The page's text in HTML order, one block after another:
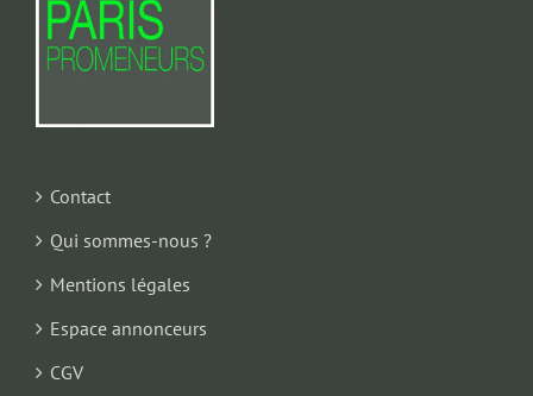
Contact
Qui sommes-nous ?
Mentions légales
Espace annonceurs
CGV